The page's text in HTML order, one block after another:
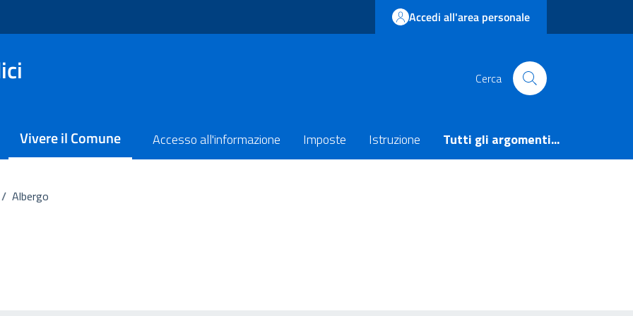
Accedi all'area personale
Cerca
Vivere il Comune Accesso all'informazione Imposte Istruzione Tutti gli argomenti...
/ Albergo